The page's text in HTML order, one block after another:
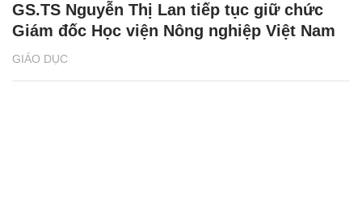
GIÁO DỤC
GS.TS Nguyễn Thị Lan tiếp tục giữ chức
Giám đốc Học viện Nông nghiệp Việt Nam